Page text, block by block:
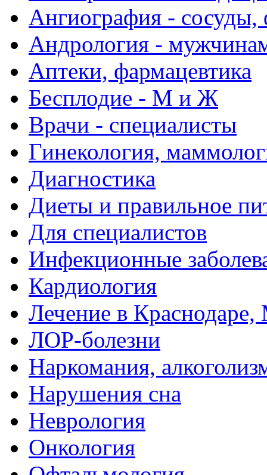
Ангиография - сосуды,
Андрология -
Аптеки, фармацевтика
Бесплодие - М и Ж
Врачи - специалисты
Гинекология,
Диагностика
Диеты и правильное
Для специалистов
Инфекционные
Кардиология
Лечение в
ЛОР-болезни
Наркомания,
Нарушения сна
Неврология
Онкология